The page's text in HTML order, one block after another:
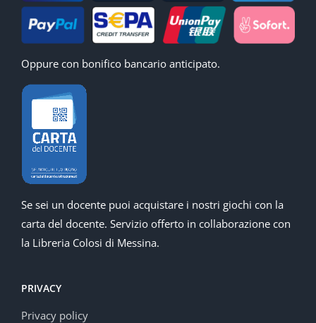
Oppure con bonifico bancario anticipato.
Se sei un docente puoi acquistare i nostri giochi con la
carta del docente. Servizio offerto in collaborazione con
la Libreria Colosi di Messina.
PRIVACY
Privacy policy